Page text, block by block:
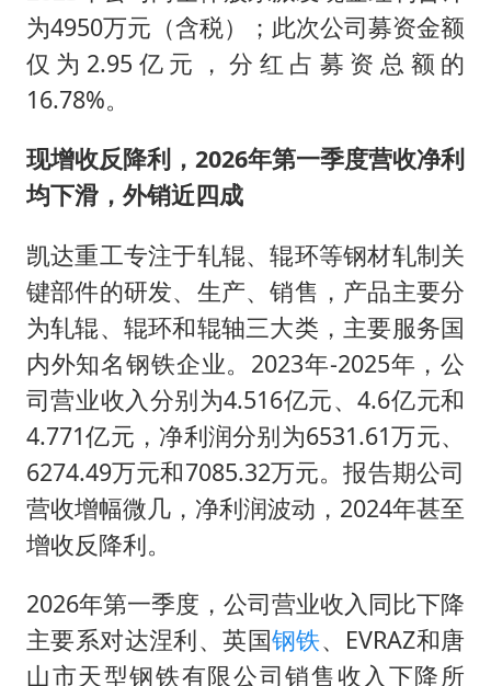
为4950万元（含税）；此次公司募资金额
仅为2.95亿元，分红占募资总额的
16.78%。
现增收反降利，2026年第一季度营收净利
均下滑，外销近四成
凯达重工专注于轧辊、辊环等钢材轧制关
键部件的研发、生产、销售，产品主要分
为轧辊、辊环和辊轴三大类，主要服务国
内外知名钢铁企业。2023年-2025年，公
司营业收入分别为4.516亿元、4.6亿元和
4.771亿元，净利润分别为6531.61万元、
6274.49万元和7085.32万元。报告期公司
营收增幅微几，净利润波动，2024年甚至
增收反降利。
2026年第一季度，公司营业收入同比下降
主要系对达涅利、英国钢铁、EVRAZ和唐
山市天型钢铁有限公司销售收入下降所